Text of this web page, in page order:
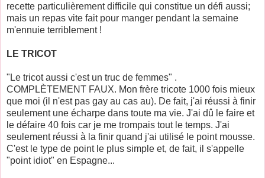
recette particulièrement difficile qui constitue un défi aussi;
mais un repas vite fait pour manger pendant la semaine
m'ennuie terriblement !
LE TRICOT
"Le tricot aussi c'est un truc de femmes" .
COMPLÈTEMENT FAUX. Mon frère tricote 1000 fois mieux
que moi (il n'est pas gay au cas au). De fait, j'ai réussi à finir
seulement une écharpe dans toute ma vie. J'ai dû le faire et
le défaire 40 fois car je me trompais tout le temps. J'ai
seulement réussi à la finir quand j'ai utilisé le point mousse.
C'est le type de point le plus simple et, de fait, il s'appelle
"point idiot" en Espagne...